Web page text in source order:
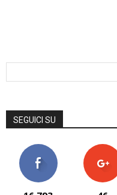
SEGUICI SU